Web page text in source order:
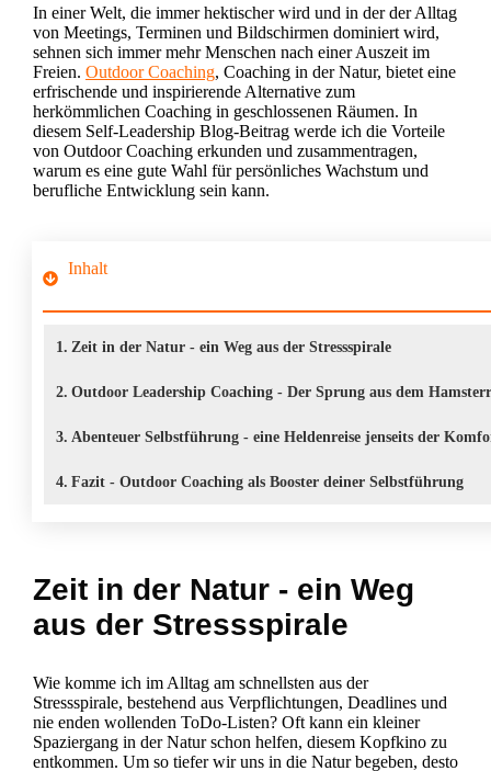
In einer Welt, die immer hektischer wird und in der der Alltag
von Meetings, Terminen und Bildschirmen dominiert wird,
sehnen sich immer mehr Menschen nach einer Auszeit im
Freien. Outdoor Coaching, Coaching in der Natur, bietet eine
erfrischende und inspirierende Alternative zum
herkömmlichen Coaching in geschlossenen Räumen. In
diesem Self-Leadership Blog-Beitrag werde ich die Vorteile
von Outdoor Coaching erkunden und zusammentragen,
warum es eine gute Wahl für persönliches Wachstum und
berufliche Entwicklung sein kann.
Inhalt
1. Zeit in der Natur - ein Weg aus der Stressspirale
2. Outdoor Leadership Coaching - Der Sprung aus dem
3. Abenteuer Selbstführung - eine Heldenreise jenseits der
4. Fazit - Outdoor Coaching als Booster deiner Selbstführung
Zeit in der Natur - ein Weg
aus der Stressspirale
Wie komme ich im Alltag am schnellsten aus der
Stressspirale, bestehend aus Verpflichtungen, Deadlines und
nie enden wollenden ToDo-Listen? Oft kann ein kleiner
Spaziergang in der Natur schon helfen, diesem Kopfkino zu
entkommen. Um so tiefer wir uns in die Natur begeben, desto